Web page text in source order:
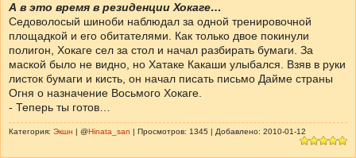
А в это время в резиденции Хокаге…
Седоволосый шиноби наблюдал за одной тренировочной
площадкой и его обитателями. Как только двое покинули
полигон, Хокаге сел за стол и начал разбирать бумаги. За
маской было не видно, но Хатаке Какаши улыбался. Взяв в руки
листок бумаги и кисть, он начал писать письмо Дайме страны
Огня о назначение Восьмого Хокаге.
- Теперь ты готов…
Категория: Экшн | @Hinata_san | Просмотров: 1345 | Добавлено: 2010-01-12